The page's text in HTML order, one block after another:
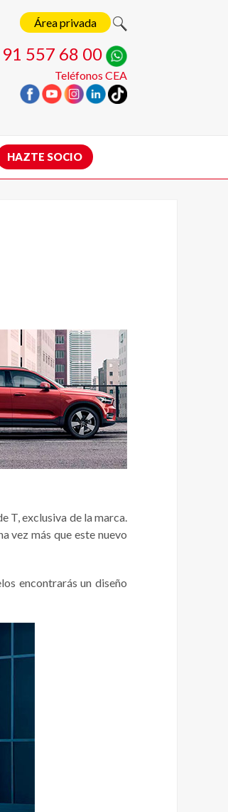
Área privada
91 557 68 00
Teléfonos CEA
HAZTE SOCIO
T, exclusiva de la marca.
vez más que este nuevo
encontrarás un diseño